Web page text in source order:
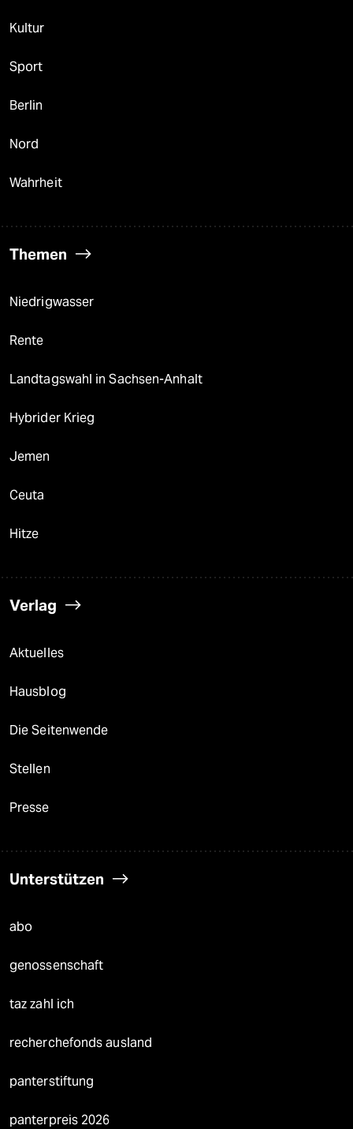
Kultur
Sport
Berlin
Nord
Wahrheit
Themen
Niedrigwasser
Rente
Landtagswahl in Sachsen-Anhalt
Hybrider Krieg
Jemen
Ceuta
Hitze
Verlag
Aktuelles
Hausblog
Die Seitenwende
Stellen
Presse
Unterstützen
abo
genossenschaft
taz zahl ich
recherchefonds ausland
panterstiftung
panterpreis 2026